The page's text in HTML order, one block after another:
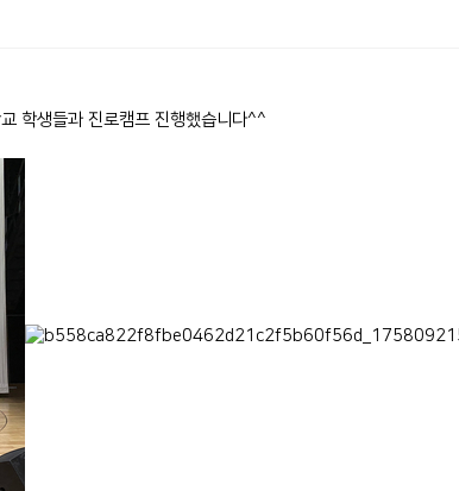
학생들과 진로캠프 진행했습니다^^